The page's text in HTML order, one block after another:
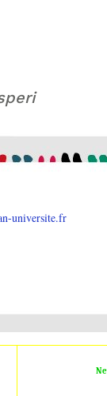
universite.fr